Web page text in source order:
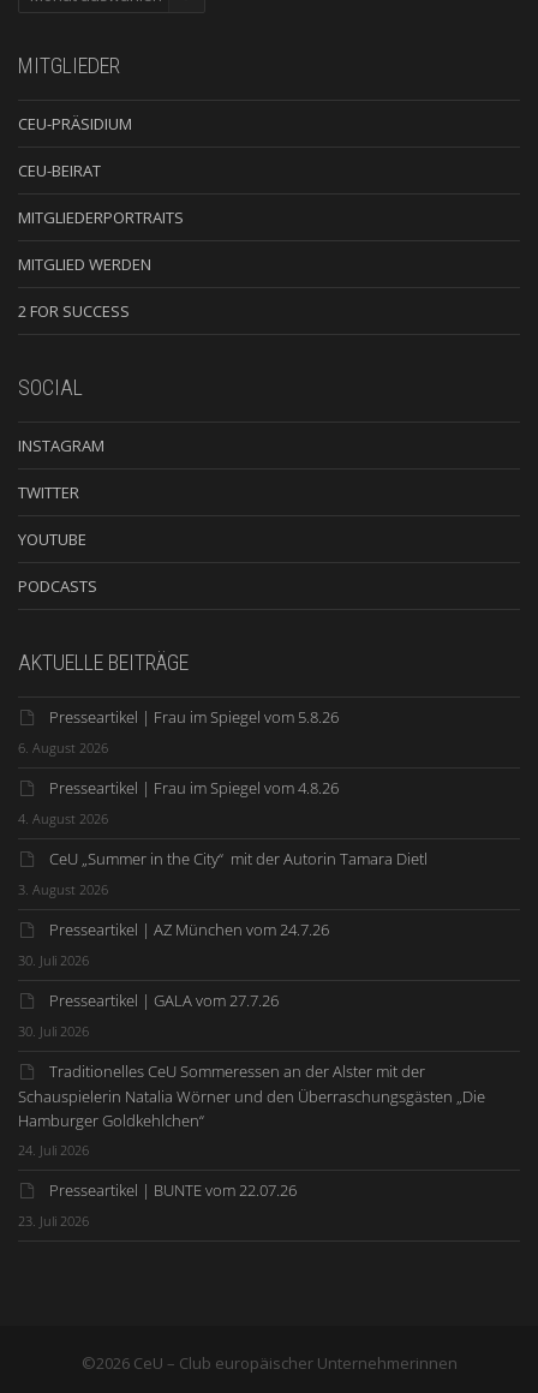
MITGLIEDER
CEU-PRÄSIDIUM
CEU-BEIRAT
MITGLIEDERPORTRAITS
MITGLIED WERDEN
2 FOR SUCCESS
SOCIAL
INSTAGRAM
TWITTER
YOUTUBE
PODCASTS
AKTUELLE BEITRÄGE
Presseartikel | Frau im Spiegel vom 5.8.26
6. August 2026
Presseartikel | Frau im Spiegel vom 4.8.26
4. August 2026
CeU „Summer in the City“ mit der Autorin Tamara Dietl
3. August 2026
Presseartikel | AZ München vom 24.7.26
30. Juli 2026
Presseartikel | GALA vom 27.7.26
30. Juli 2026
Traditionelles CeU Sommeressen an der Alster mit der
Schauspielerin Natalia Wörner und den Überraschungsgästen „Die
Hamburger Goldkehlchen“
24. Juli 2026
Presseartikel | BUNTE vom 22.07.26
23. Juli 2026
©2026 CeU – Club europäischer Unternehmerinnen